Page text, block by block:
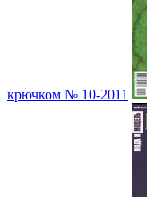
крючком № 10-2011